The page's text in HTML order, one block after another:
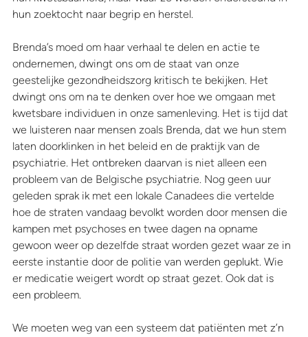
hun zoektocht naar begrip en herstel.
Brenda’s moed om haar verhaal te delen en actie te
ondernemen, dwingt ons om de staat van onze
geestelijke gezondheidszorg kritisch te bekijken. Het
dwingt ons om na te denken over hoe we omgaan met
kwetsbare individuen in onze samenleving. Het is tijd dat
we luisteren naar mensen zoals Brenda, dat we hun stem
laten doorklinken in het beleid en de praktijk van de
psychiatrie. Het ontbreken daarvan is niet alleen een
probleem van de Belgische psychiatrie. Nog geen uur
geleden sprak ik met een lokale Canadees die vertelde
hoe de straten vandaag bevolkt worden door mensen die
kampen met psychoses en twee dagen na opname
gewoon weer op dezelfde straat worden gezet waar ze in
eerste instantie door de politie van werden geplukt. Wie
er medicatie weigert wordt op straat gezet. Ook dat is
een probleem.
We moeten weg van een systeem dat patiënten met z’n